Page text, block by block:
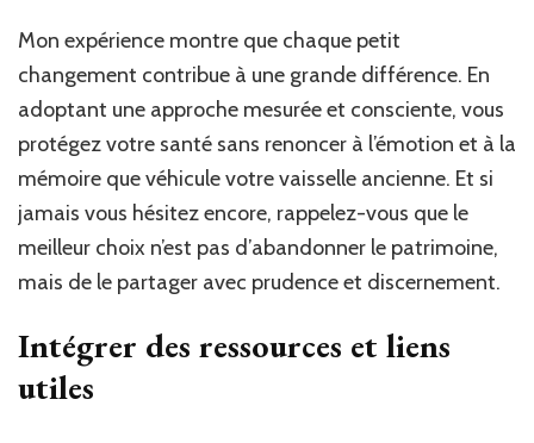
Mon expérience montre que chaque petit
changement contribue à une grande différence. En
adoptant une approche mesurée et consciente, vous
protégez votre santé sans renoncer à l’émotion et à la
mémoire que véhicule votre vaisselle ancienne. Et si
jamais vous hésitez encore, rappelez-vous que le
meilleur choix n’est pas d’abandonner le patrimoine,
mais de le partager avec prudence et discernement.
Intégrer des ressources et liens
utiles